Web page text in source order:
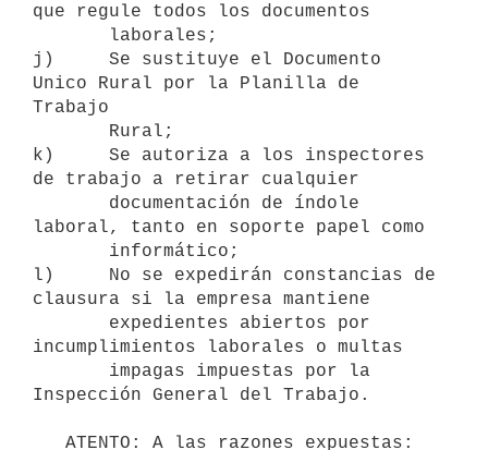
que regule todos los documentos
j)     Se sustituye el Documento
Unico Rural por la Planilla de
Trabajo
k)     Se autoriza a los inspectores
de trabajo a retirar cualquier
laboral, tanto en soporte papel como
l)     No se expedirán constancias de
clausura si la empresa mantiene
incumplimientos laborales o multas
Inspección General del Trabajo.